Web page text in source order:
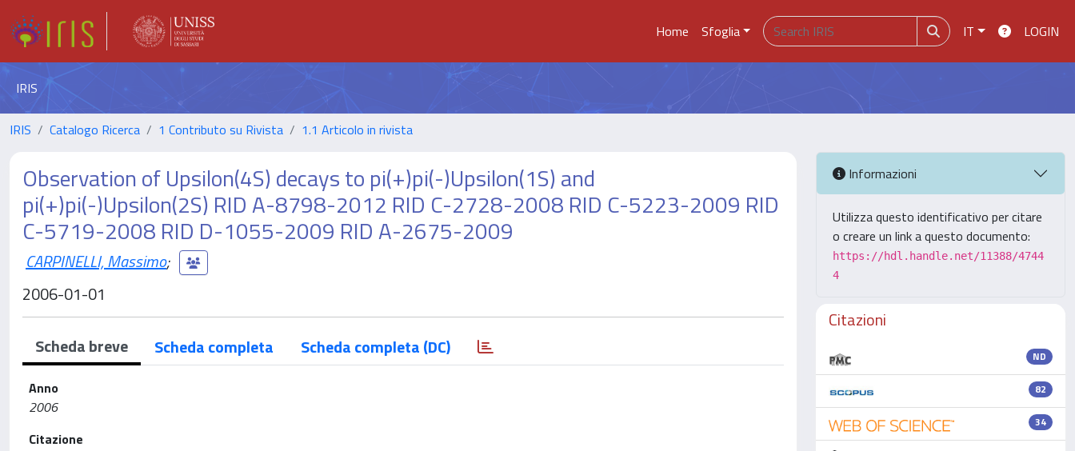
Home Sfoglia IT LOGIN
IRIS
IRIS Catalogo Ricerca 1 Contributo su Rivista 1.1 Articolo in rivista
Observation of Upsilon(4S) decays to pi(+)pi(-)Upsilon(1S) and
pi(+)pi(-)Upsilon(2S) RID A-8798-2012 RID C-2728-2008 RID C-5223-2009 RID
C-5719-2008 RID D-1055-2009 RID A-2675-2009
CARPINELLI, Massimo;
2006-01-01
Scheda breve Scheda completa Scheda completa (DC)
Anno
2006
Citazione
Informazioni
Utilizza questo identificativo per citare
o creare un link a questo documento:
https://hdl.handle.net/11388/4744
4
Citazioni
ND
82
34